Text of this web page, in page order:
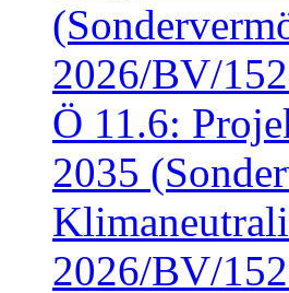
2026/BV/
Ö 11.6:
2035
2026/BV/